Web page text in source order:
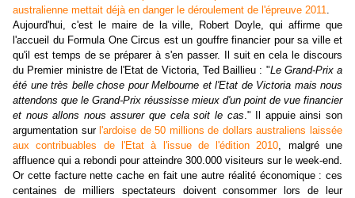
australienne mettait déjà en danger le déroulement de l'épreuve 2011.
Aujourd'hui, c'est le maire de la ville, Robert Doyle, qui affirme que
l'accueil du Formula One Circus est un gouffre financier pour sa ville et
qu'il est temps de se préparer à s'en passer. Il suit en cela le discours
du Premier ministre de l'Etat de Victoria, Ted Baillieu : "Le Grand-Prix a
été une très belle chose pour Melbourne et l'Etat de Victoria mais nous
attendons que le Grand-Prix réussisse mieux d'un point de vue financier
et nous allons nous assurer que cela soit le cas." Il appuie ainsi son
argumentation sur l'ardoise de 50 millions de dollars australiens laissée
aux contribuables de l'Etat à l'issue de l'édition 2010, malgré une
affluence qui a rebondi pour atteindre 300.000 visiteurs sur le week-end.
Or cette facture nette cache en fait une autre réalité économique : ces
centaines de milliers spectateurs doivent consommer lors de leur